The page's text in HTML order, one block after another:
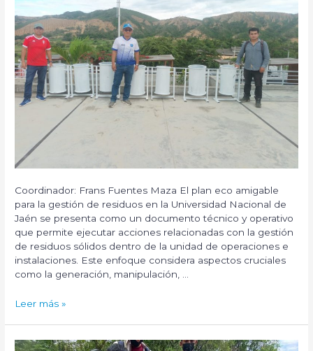
mantenimiento
de
plantaciones
forestales”,
la
cual
se
llevó
la
I.E
16473
del
Tamboa,
distrito
provincia
de
San
Coordinador: Frans Fuentes Maza El plan eco amigable
para la gestión de residuos en la Universidad Nacional de
Jaén se presenta como un documento técnico y operativo
que permite ejecutar acciones relacionadas con la gestión
de residuos sólidos dentro de la unidad de operaciones e
instalaciones. Este enfoque considera aspectos cruciales
como la generación, manipulación, …
Proyecto
“Diseño
Leer más »